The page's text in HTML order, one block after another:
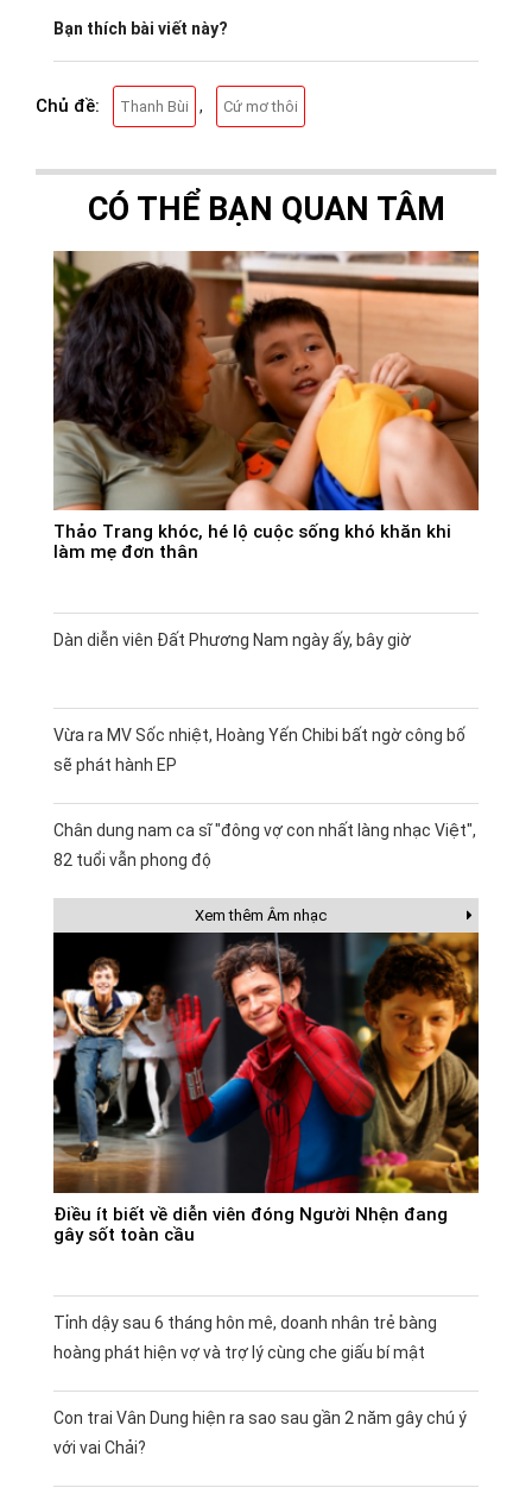
Bạn thích bài viết này?
Chủ đề: Thanh Bùi , Cứ mơ thôi
CÓ THỂ BẠN QUAN TÂM
Thảo Trang khóc, hé lộ cuộc sống khó khăn khi
làm mẹ đơn thân
Dàn diễn viên Đất Phương Nam ngày ấy, bây giờ
Vừa ra MV Sốc nhiệt, Hoàng Yến Chibi bất ngờ công bố
sẽ phát hành EP
Chân dung nam ca sĩ "đông vợ con nhất làng nhạc Việt",
82 tuổi vẫn phong độ
Xem thêm Âm nhạc
Điều ít biết về diễn viên đóng Người Nhện đang
gây sốt toàn cầu
Tỉnh dậy sau 6 tháng hôn mê, doanh nhân trẻ bàng
hoàng phát hiện vợ và trợ lý cùng che giấu bí mật
Con trai Vân Dung hiện ra sao sau gần 2 năm gây chú ý
với vai Chải?